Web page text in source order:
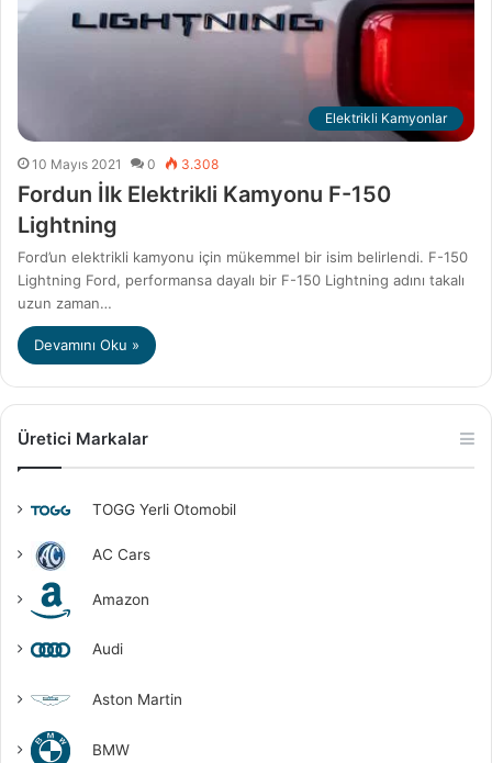
Elektrikli Kamyonlar
10 Mayıs 2021 0 3.308
Fordun İlk Elektrikli Kamyonu F-150
Lightning
Ford’un elektrikli kamyonu için mükemmel bir isim belirlendi. F-150
Lightning Ford, performansa dayalı bir F-150 Lightning adını takalı
uzun zaman…
Devamını Oku »
Üretici Markalar
TOGG Yerli Otomobil
AC Cars
Amazon
Audi
Aston Martin
BMW